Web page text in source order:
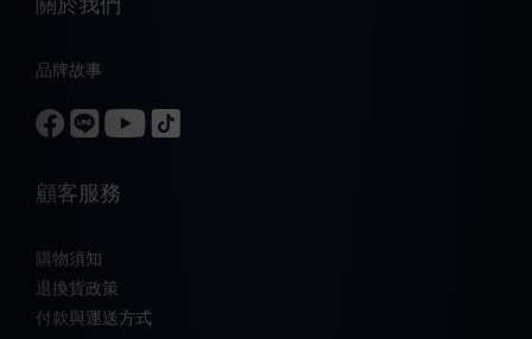
品牌故事
顧客服務
購物須知
退換貨政策
付款與運送方式